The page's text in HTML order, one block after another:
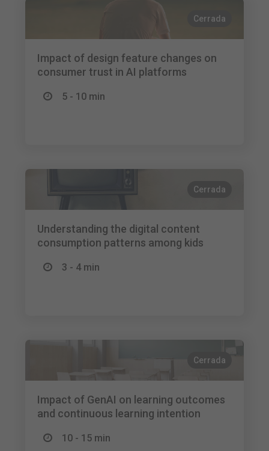
Cerrada
Impact of design feature changes on
consumer trust in AI platforms
5 - 10 min
Cerrada
Understanding the digital content
consumption patterns among kids
3 - 4 min
Cerrada
Impact of GenAI on learning outcomes
and continuous learning intention
10 - 15 min